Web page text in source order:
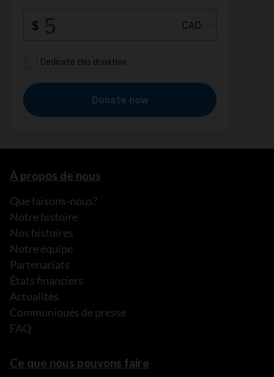
À propos de nous
Que faisons-nous?
Notre histoire
Nos histoires
Notre équipe
Partenariats
États financiers
Actualités
Communiqués de presse
FAQ
Ce que nous pouvons faire